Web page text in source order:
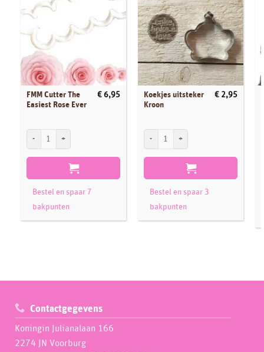
FMM Cutter The
Easiest Rose Ever
€ 6,95
FMM Cutter The Easiest Rose Ever aantal
Bestel en spaar 7
bakpunten
Koekjes uitsteker
Kroon
€ 2,95
Koekjes uitsteker Kroon aantal
Bestel en spaar 3
bakpunten
Contactgegevens
Koningin Julianalaan 166
2274 JN Voorburg